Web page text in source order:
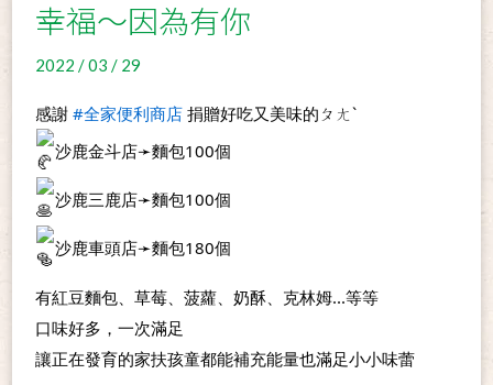
幸福～因為有你
2022 / 03 / 29
感謝 #全家便利商店 捐贈好吃又美味的ㄆㄤˋ
沙鹿金斗店➛麵包100個
沙鹿三鹿店➛麵包100個
沙鹿車頭店➛麵包180個
有紅豆麵包、草莓、菠蘿、奶酥、克林姆...等等
口味好多，一次滿足
讓正在發育的家扶孩童都能補充能量也滿足小小味蕾